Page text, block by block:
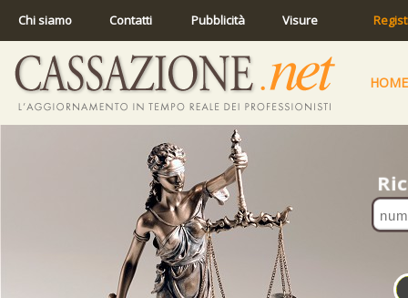
Chi siamo Contatti Pubblicità Visure
HOME